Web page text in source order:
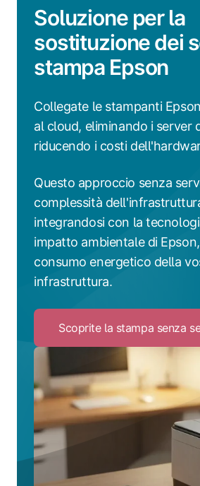
Soluzione per la
sostituzione dei
stampa Epson
Collegate le stampanti
al cloud, eliminando i server
riducendo i costi
Questo approccio senza
complessità
integrandosi con la
impatto ambientale di
consumo energetico della
infrastruttura.
Scoprite la stampa senza